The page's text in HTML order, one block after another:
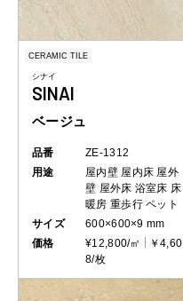
CERAMIC TILE
シナイ
SINAI
ベージュ
品番
ZE-1312
用途
屋内壁 屋内床 屋外
壁 屋外床 浴室床 床
暖房 重歩行 ペット
サイズ
600×600×9 mm
価格
¥12,800/㎡
￥4,60
8/枚